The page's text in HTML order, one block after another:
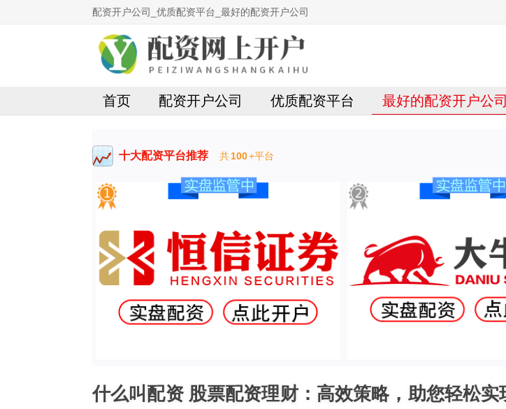
配资开户公司_优质配资平台_最好的配资开户公司
首页 配资开户公司 优质配资平台 最好的配资开户公司
十大配资平台推荐 共100+平台
什么叫配资 股票配资理财：高效策略，助您轻松实